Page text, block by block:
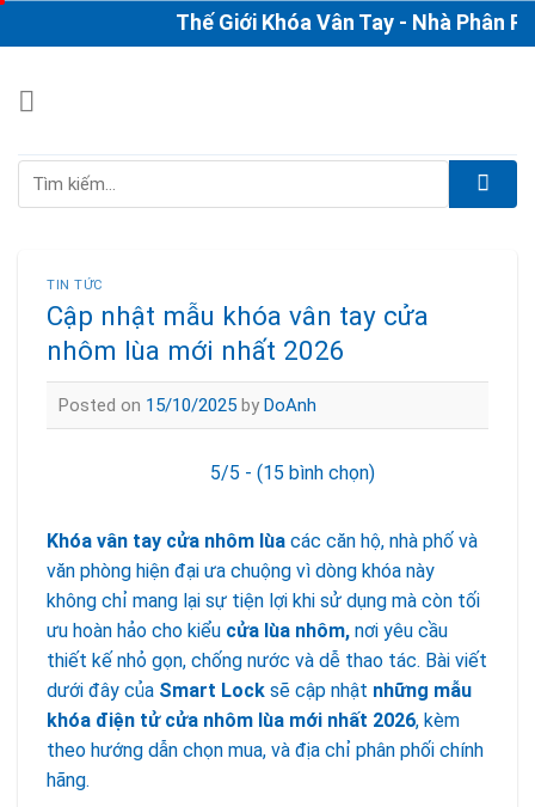
to
Thế Giới Khóa Vân Tay - Nhà Phân Phối
Tìm
TIN TỨC
Cập nhật mẫu khóa vân tay cửa
nhôm lùa mới nhất 2026
Posted on 15/10/2025 by DoAnh
5/5 - (15 bình chọn)
Khóa vân tay cửa nhôm lùa các căn hộ, nhà phố và
văn phòng hiện đại ưa chuộng vì dòng khóa này
không chỉ mang lại sự tiện lợi khi sử dụng mà còn tối
ưu hoàn hảo cho kiểu cửa lùa nhôm, nơi yêu cầu
thiết kế nhỏ gọn, chống nước và dễ thao tác. Bài viết
dưới đây của Smart Lock sẽ cập nhật những mẫu
khóa điện tử cửa nhôm lùa mới nhất 2026, kèm
theo hướng dẫn chọn mua, và địa chỉ phân phối chính
hãng.